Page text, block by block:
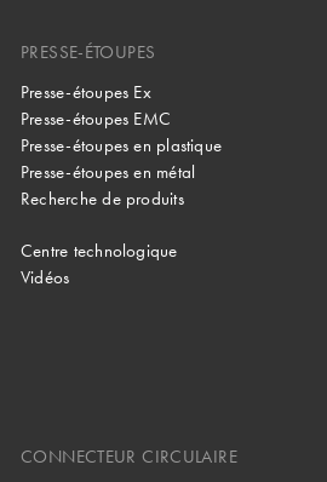
PRESSE-ÉTOUPES
Presse-étoupes Ex
Presse-étoupes EMC
Presse-étoupes en plastique
Presse-étoupes en métal
Recherche de produits
Centre technologique
Vidéos
CONNECTEUR CIRCULAIRE